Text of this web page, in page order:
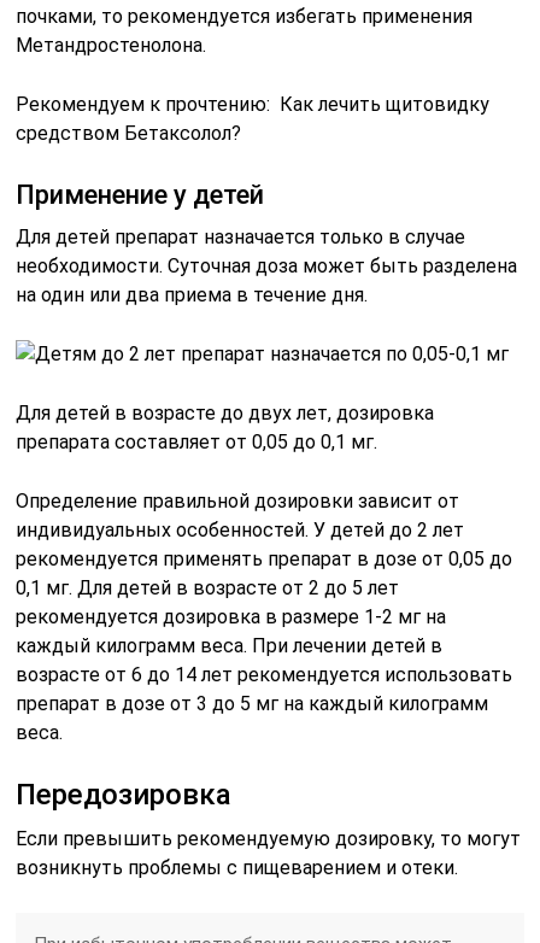
почками, то рекомендуется избегать применения
Метандростенолона.
Рекомендуем к прочтению: Как лечить щитовидку
средством Бетаксолол?
Применение у детей
Для детей препарат назначается только в случае
необходимости. Суточная доза может быть разделена
на один или два приема в течение дня.
Для детей в возрасте до двух лет, дозировка
препарата составляет от 0,05 до 0,1 мг.
Определение правильной дозировки зависит от
индивидуальных особенностей. У детей до 2 лет
рекомендуется применять препарат в дозе от 0,05 до
0,1 мг. Для детей в возрасте от 2 до 5 лет
рекомендуется дозировка в размере 1-2 мг на
каждый килограмм веса. При лечении детей в
возрасте от 6 до 14 лет рекомендуется использовать
препарат в дозе от 3 до 5 мг на каждый килограмм
веса.
Передозировка
Если превышить рекомендуемую дозировку, то могут
возникнуть проблемы с пищеварением и отеки.